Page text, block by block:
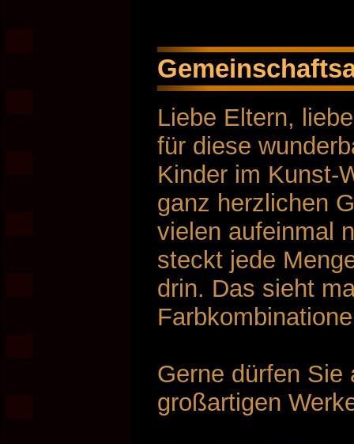
Liebe Eltern,
für diese
Kinder im Kunst-
ganz herzlichen
vielen aufeinmal
steckt jede
drin. Das sieht
Gerne dürfen Sie
großartigen